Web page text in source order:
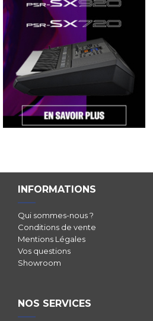
INFORMATIONS
Qui sommes-nous ?
Conditions de vente
Mentions Légales
Vos questions
Showroom
NOS SERVICES